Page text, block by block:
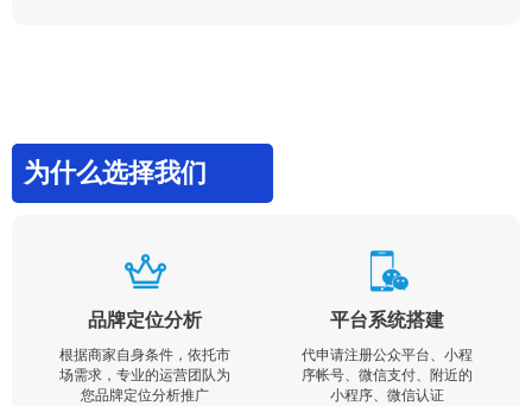
为什么选择我们
品牌定位分析
根据商家自身条件，依托市
场需求，专业的运营团队为
您品牌定位分析推广
平台系统搭建
代申请注册公众平台、小程
序帐号、微信支付、附近的
小程序、微信认证